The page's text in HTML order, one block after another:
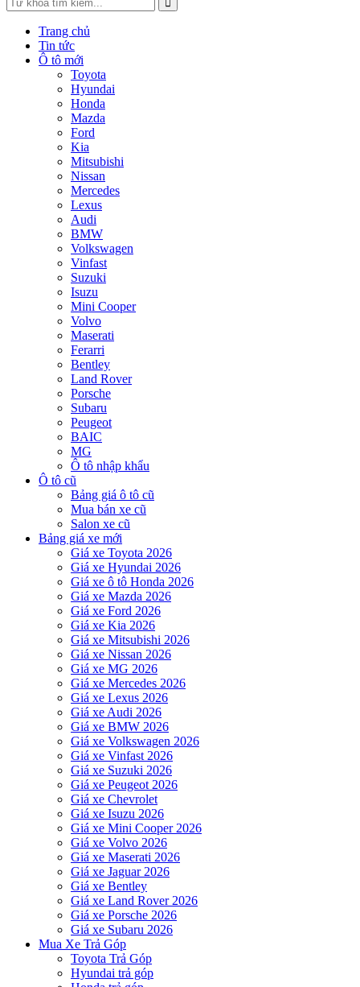
Trang chủ
Tin tức
Ô tô mới
Toyota
Hyundai
Honda
Mazda
Ford
Kia
Mitsubishi
Nissan
Mercedes
Lexus
Audi
BMW
Volkswagen
Vinfast
Suzuki
Isuzu
Mini Cooper
Volvo
Maserati
Ferarri
Bentley
Land Rover
Porsche
Subaru
Peugeot
BAIC
MG
Ô tô nhập khẩu
Ô tô cũ
Bảng giá ô tô cũ
Mua bán xe cũ
Salon xe cũ
Bảng giá xe mới
Giá xe Toyota 2026
Giá xe Hyundai 2026
Giá xe ô tô Honda 2026
Giá xe Mazda 2026
Giá xe Ford 2026
Giá xe Kia 2026
Giá xe Mitsubishi 2026
Giá xe Nissan 2026
Giá xe MG 2026
Giá xe Mercedes 2026
Giá xe Lexus 2026
Giá xe Audi 2026
Giá xe BMW 2026
Giá xe Volkswagen 2026
Giá xe Vinfast 2026
Giá xe Suzuki 2026
Giá xe Peugeot 2026
Giá xe Chevrolet
Giá xe Isuzu 2026
Giá xe Mini Cooper 2026
Giá xe Volvo 2026
Giá xe Maserati 2026
Giá xe Jaguar 2026
Giá xe Bentley
Giá xe Land Rover 2026
Giá xe Porsche 2026
Giá xe Subaru 2026
Mua Xe Trả Góp
Toyota Trả Góp
Hyundai trả góp